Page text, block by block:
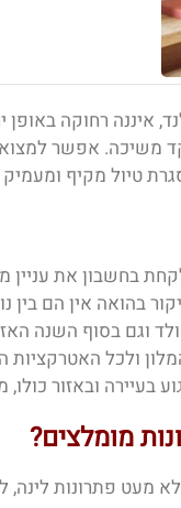
איננה רחוקה
אפשר למצוא
טיול מקיף
בחשבון את
בהואה אין הם בין
וגם בסוף
ולכל האטרקציות
ובאזור
מומלצים?
מעט פתרונות